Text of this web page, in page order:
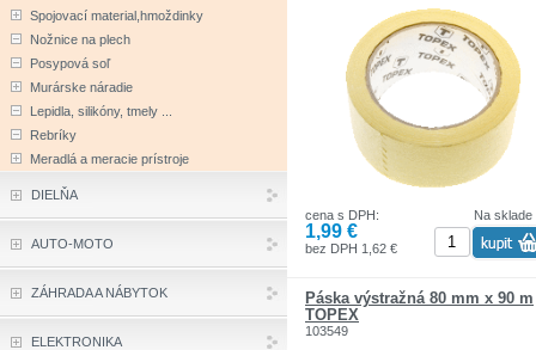
značiek ručného náradia v Poľsku.
Na sklade
cena s DPH:
1,99 €
bez DPH 1,62 €
Páska výstražná 80 mm x 90 m
TOPEX
103549
Spojovací material,hmoždinky
Nožnice na plech
Posypová soľ
Murárske náradie
Lepidla, silikóny, tmely ...
Rebríky
Meradlá a meracie prístroje
DIELŇA
AUTO-MOTO
ZÁHRADA A NÁBYTOK
ELEKTRONIKA